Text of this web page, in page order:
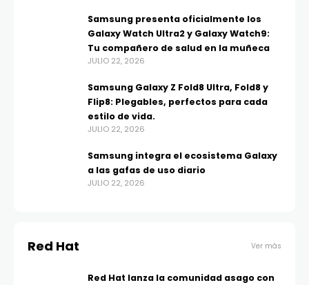
Samsung presenta oficialmente los
Galaxy Watch Ultra2 y Galaxy Watch9:
Tu compañero de salud en la muñeca
JULIO 22, 2026
Samsung Galaxy Z Fold8 Ultra, Fold8 y
Flip8: Plegables, perfectos para cada
estilo de vida.
JULIO 22, 2026
Samsung integra el ecosistema Galaxy
a las gafas de uso diario
JULIO 22, 2026
Red Hat Ver más
Red Hat lanza la comunidad asago con